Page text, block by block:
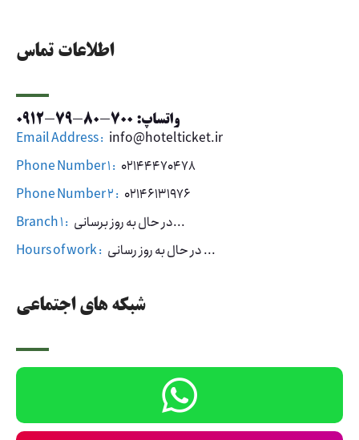
شبکه های اجتماعی
اطلاعات تماس
واتساپ: 700-80-79-0912
Email Address : info@hotelticket.ir
Phone Number 1 : 02144470478
Phone Number 2 : 02146131976
Branch 1 :
در حال به روز برسانی...
Hours of work :
در حال به روز رسانی ...